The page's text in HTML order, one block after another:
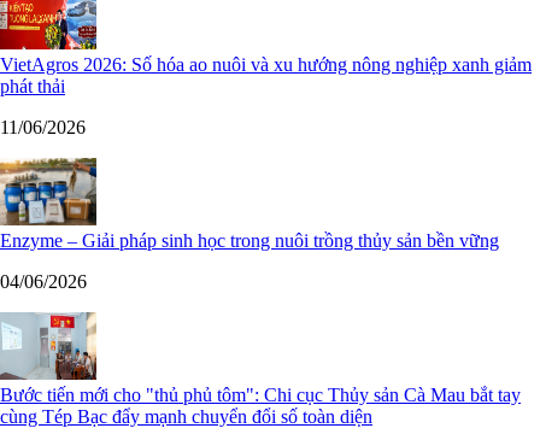
VietAgros 2026: Số hóa ao nuôi và xu hướng nông nghiệp xanh giảm
phát thải
11/06/2026
Enzyme – Giải pháp sinh học trong nuôi trồng thủy sản bền vững
04/06/2026
Bước tiến mới cho "thủ phủ tôm": Chi cục Thủy sản Cà Mau bắt tay
cùng Tép Bạc đẩy mạnh chuyển đổi số toàn diện